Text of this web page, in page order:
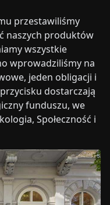
przestawiliśmy
naszych produktów
wszystkie
wprowadziliśmy na
jeden obligacji i
dostarczają
funduszu, we
Społeczność i